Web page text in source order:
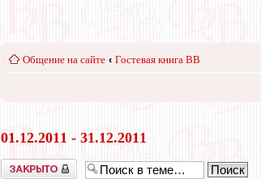
Общение на сайте ‹ Гостевая книга ВВ
01.12.2011 - 31.12.2011
Закрыто